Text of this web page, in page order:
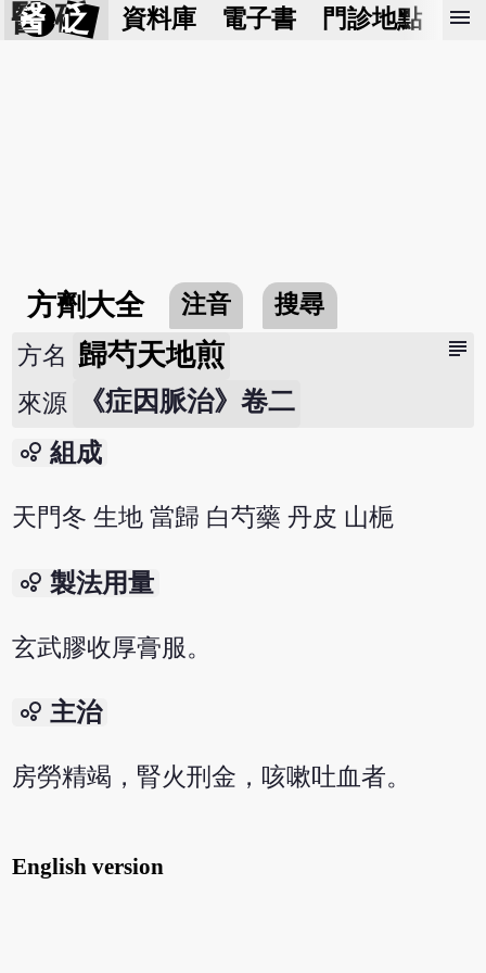
醫 砭 資料庫 電子書 門診地點 預
menu
方劑大全 注音 搜尋
subject
方名 歸芍天地煎
來源 《症因脈治》卷二
bubble_chart 組成
天門冬 生地 當歸 白芍藥 丹皮 山梔
bubble_chart 製法用量
玄武膠收厚膏服。
bubble_chart 主治
房勞精竭，腎火刑金，咳嗽吐血者。
English version